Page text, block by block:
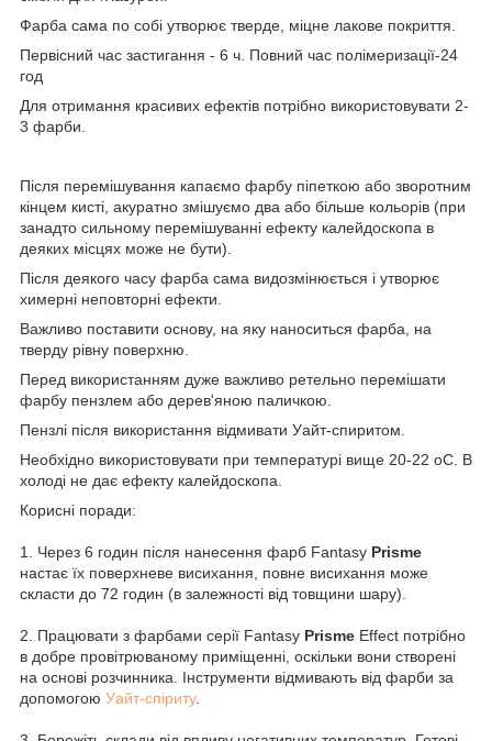
Фарба сама по собі утворює тверде, міцне лакове покриття.
Первісний час застигання - 6 ч. Повний час полімеризації-24
год
Для отримання красивих ефектів потрібно використовувати 2-
3 фарби.
Після перемішування капаємо фарбу піпеткою або зворотним
кінцем кисті, акуратно змішуємо два або більше кольорів (при
занадто сильному перемішуванні ефекту калейдоскопа в
деяких місцях може не бути).
Після деякого часу фарба сама видозмінюється і утворює
химерні неповторні ефекти.
Важливо поставити основу, на яку наноситься фарба, на
тверду рівну поверхню.
Перед використанням дуже важливо ретельно перемішати
фарбу пензлем або дерев'яною паличкою.
Пензлі після використання відмивати Уайт-спиритом.
Необхідно використовувати при температурі вище 20-22 оС. В
холоді не дає ефекту калейдоскопа.
Корисні поради:
1. Через 6 годин після нанесення фарб Fantasy Prisme
настає їх поверхневе висихання, повне висихання може
скласти до 72 годин (в залежності від товщини шару).
2. Працювати з фарбами серії Fantasy Prisme Effect потрібно
в добре провітрюваному приміщенні, оскільки вони створені
на основі розчинника. Інструменти відмивають від фарби за
допомогою Уайт-спіриту.